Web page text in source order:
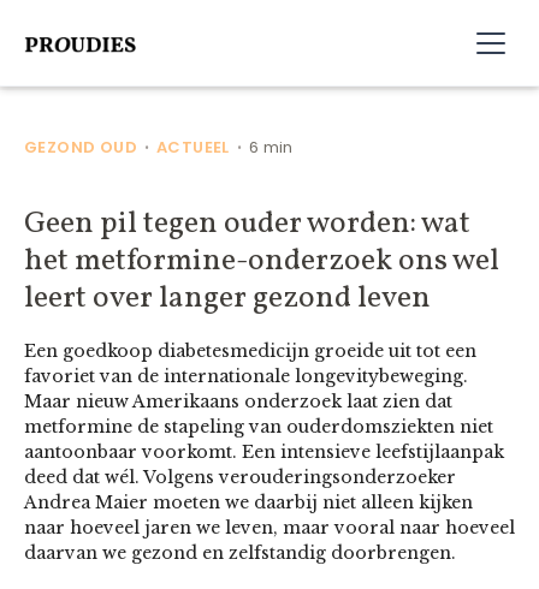
GEZOND OUD • ACTUEEL • 6 min
Geen pil tegen ouder worden: wat
het metformine-onderzoek ons wel
leert over langer gezond leven
Een goedkoop diabetesmedicijn groeide uit tot een
favoriet van de internationale longevitybeweging.
Maar nieuw Amerikaans onderzoek laat zien dat
metformine de stapeling van ouderdomsziekten niet
aantoonbaar voorkomt. Een intensieve leefstijlaanpak
deed dat wél. Volgens verouderingsonderzoeker
Andrea Maier moeten we daarbij niet alleen kijken
naar hoeveel jaren we leven, maar vooral naar hoeveel
daarvan we gezond en zelfstandig doorbrengen.